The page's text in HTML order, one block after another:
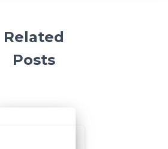
Related
Posts